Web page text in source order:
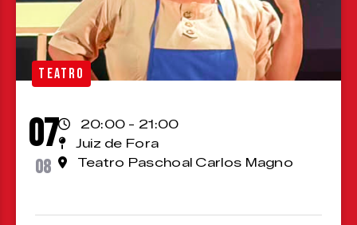
TEATRO
07
08
20:00 - 21:00
Juiz de Fora
Teatro Paschoal Carlos Magno